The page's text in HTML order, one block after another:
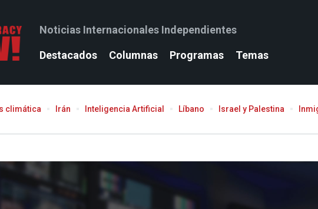
Noticias Internacionales Independientes
Destacados Columnas Programas Temas
climática Irán Inteligencia Artificial Líbano Israel y Palestina